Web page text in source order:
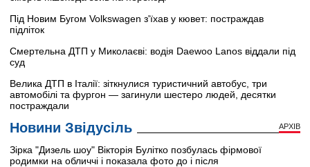
Під Новим Бугом Volkswagen з'їхав у кювет: постраждав
підліток
Смертельна ДТП у Миколаєві: водія Daewoo Lanos віддали під
суд
Велика ДТП в Італії: зіткнулися туристичний автобус, три
автомобілі та фургон — загинули шестеро людей, десятки
постраждали
Новини Звідусіль АРХІВ
Зірка "Дизель шоу" Вікторія Булітко позбулась фірмової
родимки на обличчі і показала фото до і після